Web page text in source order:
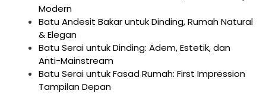
Modern
Batu Andesit Bakar untuk Dinding, Rumah Natural
& Elegan
Batu Serai untuk Dinding: Adem, Estetik, dan
Anti-Mainstream
Batu Serai untuk Fasad Rumah: First Impression
Tampilan Depan